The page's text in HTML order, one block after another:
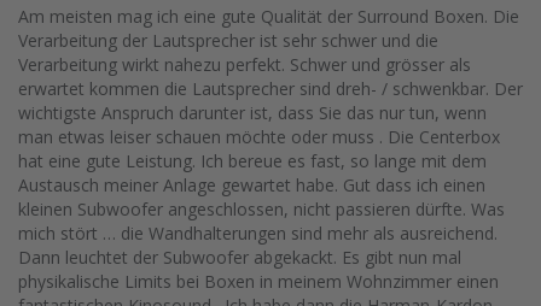
Am meisten mag ich eine gute Qualität der Surround Boxen. Die
Verarbeitung der Lautsprecher ist sehr schwer und die
Verarbeitung wirkt nahezu perfekt. Schwer und grösser als
erwartet kommen die Lautsprecher sind dreh- / schwenkbar. Der
wichtigste Anspruch darunter ist, dass Sie das nur tun, wenn
man etwas leiser schauen möchte oder muss . Die Centerbox
hat eine gute Leistung. Ich bereue es fast, so lange mit dem
Austausch meiner Anlage gewartet habe. Gut dass ich einen
kleinen Subwoofer angeschlossen, nicht passieren dürfte. Was
mich stört … die Wandhalterungen sind mehr als ausreichend.
Dann leuchtet der Subwoofer abgekackt. Es gibt nun mal
physikalische Limits bei Boxen in meinem Wohnzimmer einen